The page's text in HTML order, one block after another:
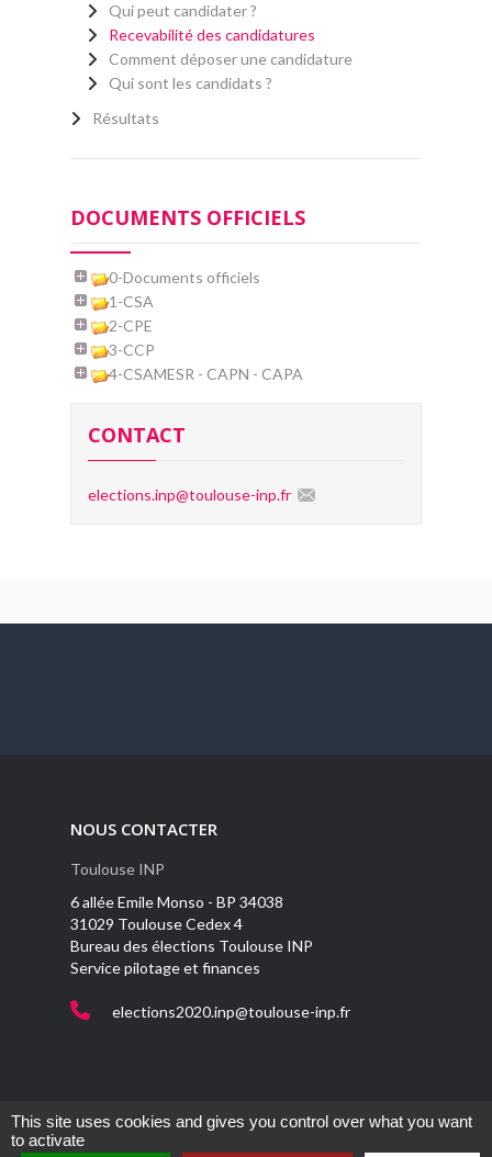
Qui peut candidater ?
Recevabilité des candidatures
Comment déposer une candidature
Qui sont les candidats ?
Résultats
DOCUMENTS OFFICIELS
0-Documents officiels
1-CSA
2-CPE
3-CCP
4-CSAMESR - CAPN - CAPA
CONTACT
elections.inp@toulouse-inp.fr
NOUS CONTACTER
Toulouse INP
6 allée Emile Monso - BP 34038
31029 Toulouse Cedex 4
Bureau des élections Toulouse INP
Service pilotage et finances
elections2020.inp@toulouse-inp.fr
This site uses cookies and gives you control over what you want
to activate